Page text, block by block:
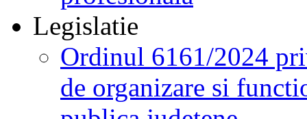
Legislatie
Ordinul 6161/2024
de organizare si